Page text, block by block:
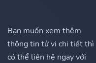
Bạn muốn xem thêm
thông tin tử vi chi tiết thì
có thể liên hệ ngay với